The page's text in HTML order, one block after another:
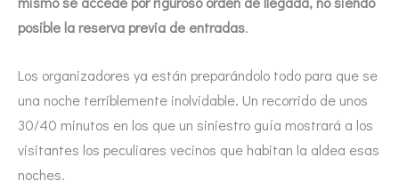
posible la reserva previa de entradas.
Los organizadores ya están preparándolo todo para que se
una noche terriblemente inolvidable. Un recorrido de unos
30/40 minutos en los que un siniestro guía mostrará a los
visitantes los peculiares vecinos que habitan la aldea esas
noches.